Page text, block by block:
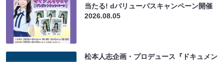
当たる! dバリューパスキャンペーン開催
2026.08.05
松本人志企画・プロデュース『ドキュメン